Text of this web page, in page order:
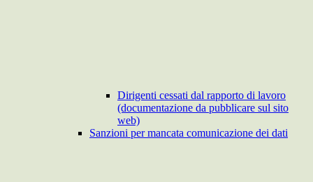
Dirigenti cessati dal rapporto di lavoro
(documentazione da pubblicare sul sito
web)
Sanzioni per mancata comunicazione dei dati